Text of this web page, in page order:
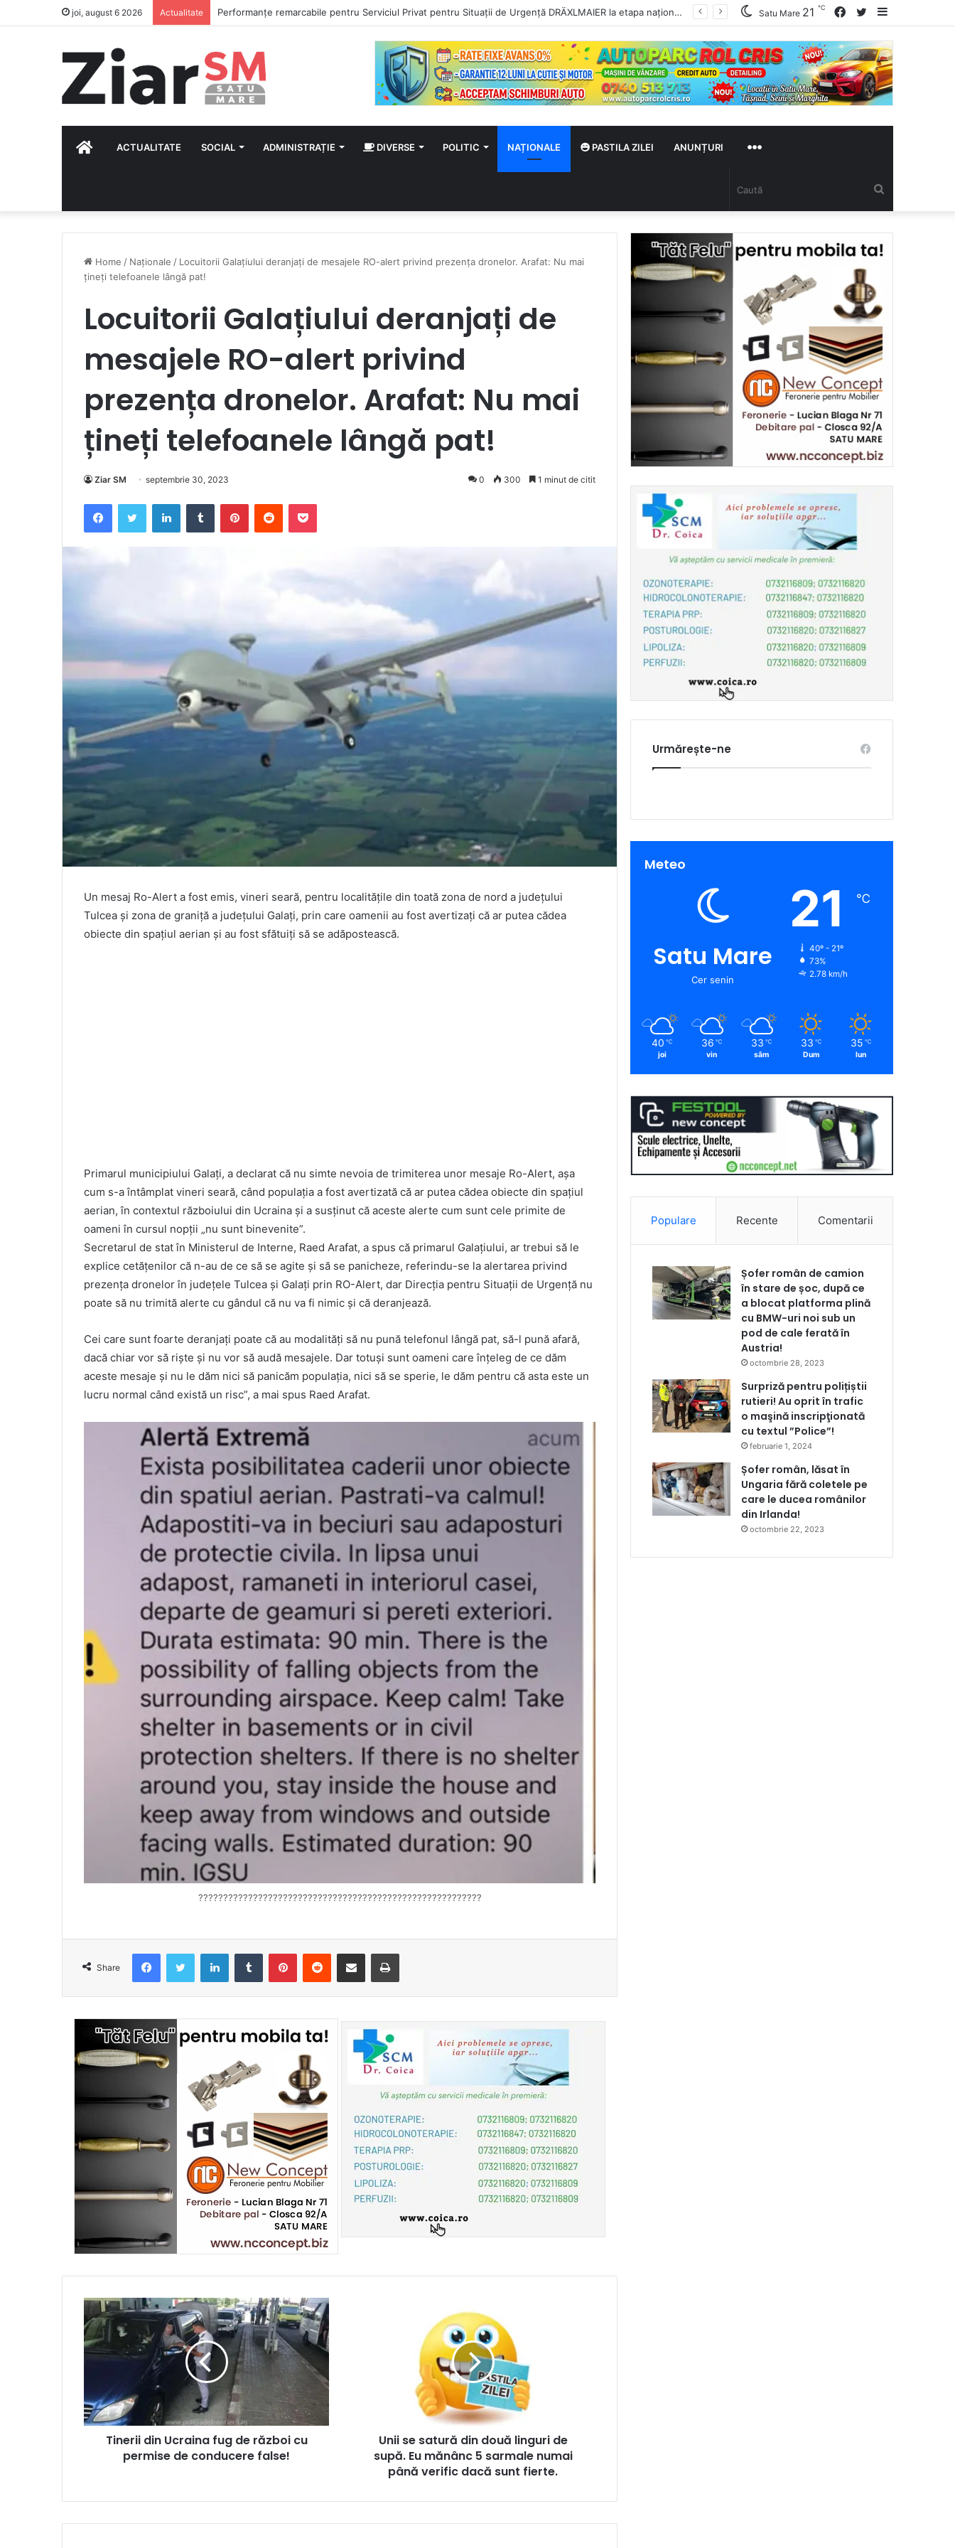
joi, august 6 2026 Actualitate CSM Olimpia începe noul sezon cu un rezultat pozitiv: egal în deplasare cu CSC Dumbrăvița Sidebar
Twitter
Facebook
Satu Mare 21 ℃
HOMEACTUALITATE SOCIAL ADMINISTRAȚIE DIVERSE POLITIC NAȚIONALE PASTILA ZILEI ANUNȚURI
MULTE
Home / Naționale / Locuitorii Galațiului deranjați de mesajele RO-alert privind prezența dronelor. Arafat: Nu mai
țineți telefoanele lângă pat!
Locuitorii Galațiului deranjați de
mesajele RO-alert privind
prezența dronelor. Arafat: Nu mai
țineți telefoanele lângă pat!
Ziar SM septembrie 30, 2023 0 300 1 minut de citit
FacebookTwitter LinkedInTumblr PinterestReddit Pocket
Un mesaj Ro-Alert a fost emis, vineri seară, pentru localităţile din toată zona de nord a judeţului
Tulcea şi zona de graniţă a judeţului Galaţi, prin care oamenii au fost avertizaţi că ar putea cădea
obiecte din spaţiul aerian şi au fost sfătuiţi să se adăpostească.
Primarul municipiului Galați, a declarat că nu simte nevoia de trimiterea unor mesaje Ro-Alert, așa
cum s-a întâmplat vineri seară, când populația a fost avertizată că ar putea cădea obiecte din spaţiul
aerian, în contextul războiului din Ucraina și a susținut că aceste alerte cum sunt cele primite de
oameni în cursul nopții „nu sunt binevenite”.
Secretarul de stat în Ministerul de Interne, Raed Arafat, a spus că primarul Galațiului, ar trebui să le
explice cetăţenilor că n-au de ce să se agite şi să se panicheze, referindu-se la alertarea privind
prezenţa dronelor în judeţele Tulcea şi Galaţi prin RO-Alert, dar Direcția pentru Situații de Urgență nu
poate să nu trimită alerte cu gândul că nu va fi nimic și că deranjează.
Cei care sunt foarte deranjaţi poate că au modalităţi să nu pună telefonul lângă pat, să-l pună afară,
dacă chiar vor să rişte şi nu vor să audă mesajele. Dar totuşi sunt oameni care înţeleg de ce dăm
aceste mesaje şi nu le dăm nici să panicăm populaţia, nici să se sperie, le dăm pentru că asta este un
lucru normal când există un risc”, a mai spus Raed Arafat.
?????????????????????????????????????????????????????????
Share
FacebookTwitter LinkedInTumblr PinterestReddit Share via Email Print
Tinerii din Ucraina fug de război cu
permise de conducere false!
Unii se satură din două linguri de
supă. Eu mănânc 5 sarmale numai
până verific dacă sunt fierte.
Urmărește-ne
Meteo
Satu Mare
Cer senin
21 ℃
40º - 21º
73%
2.78 km/h
40 ℃
joi
36 ℃
vin
33 ℃
sâm
33 ℃
Dum
35 ℃
lun
Populare Recente Comentarii
Șofer român de camion
în stare de șoc, după ce
a blocat platforma plină
cu BMW-uri noi sub un
pod de cale ferată în
Austria!
octombrie 28, 2023
Surpriză pentru polițiștii
rutieri! Au oprit în trafic
o maşină inscripţionată
cu textul ”Police”!
februarie 1, 2024
Șofer român, lăsat în
Ungaria fără coletele pe
care le ducea românilor
din Irlanda!
octombrie 22, 2023